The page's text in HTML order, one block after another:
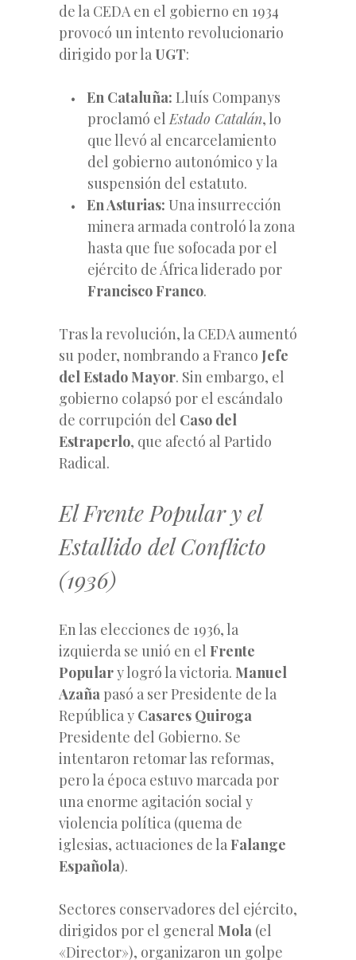
de la CEDA en el gobierno en 1934
provocó un intento revolucionario
dirigido por la UGT:
En Cataluña: Lluís Companys
proclamó elEstado Catalán, lo
que llevó al encarcelamiento
del gobierno autonómico y la
suspensión del estatuto.
En Asturias: Una insurrección
minera armada controló la zona
hasta que fue sofocada por el
ejército de África liderado por
Francisco Franco.
Tras la revolución, la CEDA aumentó
su poder, nombrando a Franco Jefe
del Estado Mayor. Sin embargo, el
gobierno colapsó por el escándalo
de corrupción del Caso del
Estraperlo, que afectó al Partido
Radical.
El Frente Popular y el
Estallido del Conflicto
(1936)
En las elecciones de 1936, la
izquierda se unió en el Frente
Populary logró la victoria. Manuel
Azaña pasó a ser Presidente de la
República y Casares Quiroga
Presidente del Gobierno. Se
intentaron retomar las reformas,
pero la época estuvo marcada por
una enorme agitación social y
violencia política (quema de
iglesias, actuaciones de la Falange
Española).
Sectores conservadores del ejército,
dirigidos por el general Mola (el
«Director»), organizaron un golpe